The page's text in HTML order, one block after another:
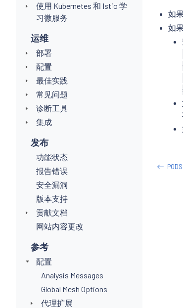
使用 Kubernetes 和 Istio 学
习微服务
运维
部署
配置
最佳实践
常见问题
诊断工具
集成
发布
功能状态
报告错误
安全漏洞
版本支持
贡献文档
网站内容更改
参考
配置
Analysis Messages
Global Mesh Options
代理扩展
如
如